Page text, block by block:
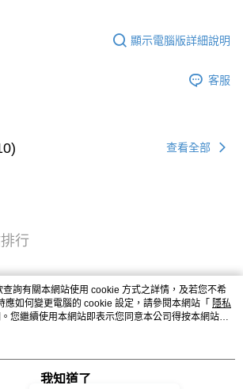
顯示電腦版詳細說明
客服
查看全部
行
詢有關本網站使用 cookie 方式之詳情，及若您不希
應如何變更電腦的 cookie 設定，請參閱本網站「 隱私
您繼續使用本網站即表示您同意本公司得按本網站使
cookie。
我知道了